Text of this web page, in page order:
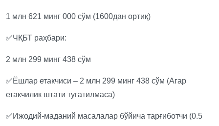
1 млн 621 минг 000 сўм (1600дан ортиқ)
✅ЧҚБТ раҳбари:
2 млн 299 минг 438 сўм
✅Ёшлар етакчиси – 2 млн 299 минг 438 сўм (Агар
етакчилик штати тугатилмаса)
✅Ижодий-маданий масалалар бўйича тарғиботчи (0.5